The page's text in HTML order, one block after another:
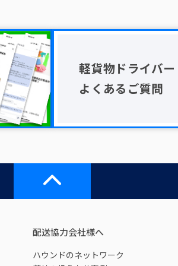
軽貨物ドライバー
よくあるご質問
配送協力会社様へ
ハウンドのネットワーク